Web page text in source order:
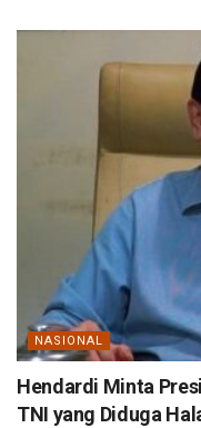
NASIONAL
Hendardi Minta
TNI yang Diduga